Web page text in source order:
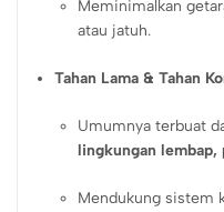
Meminimalkan
atau jatuh.
Tahan Lama & Tahan
Umumnya terbuat
lingkungan lembap,
Mendukung sistem